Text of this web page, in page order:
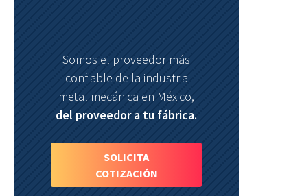
Somos el proveedor más
confiable de la industria
metal mecánica en México,
del proveedor a tu fábrica.
SOLICITA
COTIZACIÓN